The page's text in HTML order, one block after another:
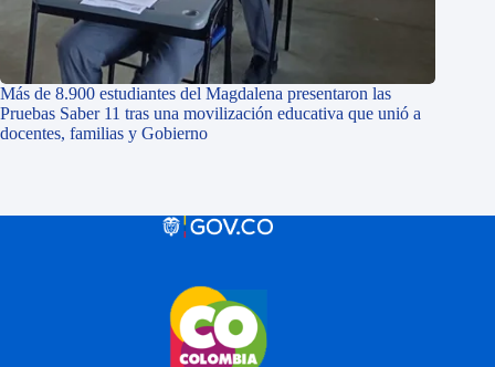
Más de 8.900 estudiantes del Magdalena presentaron las
Pruebas Saber 11 tras una movilización educativa que unió a
docentes, familias y Gobierno